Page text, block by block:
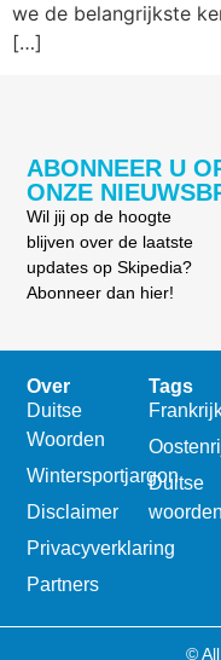
we de belangrijkste
[…]
ABONNEER U
ONZE
Wil jij op de hoogte
blijven over de laatste
updates op Skipedia?
Abonneer dan hier!
Over
Duitse
Woorden
Wintersportjargon
Disclaimer
Privacyverklaring
Partners
Tags
Duitse
woorden
©